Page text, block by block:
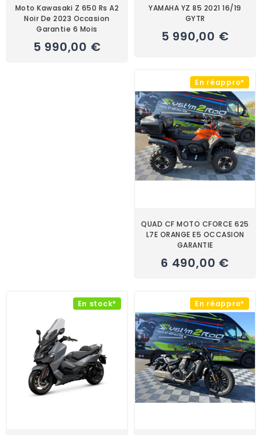
Moto Kawasaki Z 650 Rs A2
Noir De 2023 Occasion
Garantie 6 Mois
5 990,00 €
YAMAHA YZ 85 2021 16/19
GYTR
5 990,00 €
En réappro*
QUAD CF MOTO CFORCE 625
L7E ORANGE E5 OCCASION
GARANTIE
6 490,00 €
En stock* En réappro*